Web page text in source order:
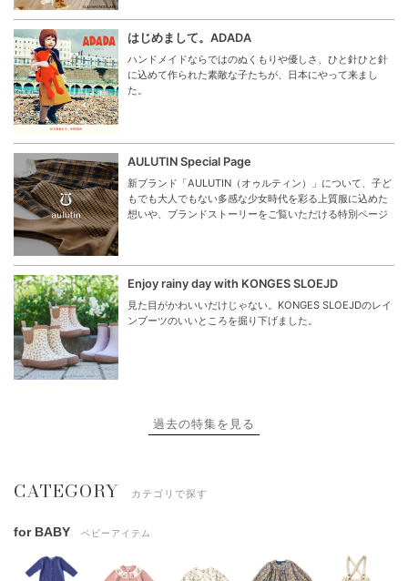
はじめまして。ADADA
ハンドメイドならではのぬくもりや優しさ、ひと針ひと針
に込めて作られた素敵な子たちが、日本にやって来まし
た。
AULUTIN Special Page
新ブランド「AULUTIN（オゥルティン）」について、子ど
もでも大人でもない多感な少女時代を彩る上質服に込めた
想いや、ブランドストーリーをご覧いただける特別ページ
Enjoy rainy day with KONGES SLOEJD
見た目がかわいいだけじゃない。KONGES SLOEJDのレイ
ンブーツのいいところを掘り下げました。
過去の特集を見る
CATEGORY カテゴリで探す
for BABY ベビーアイテム